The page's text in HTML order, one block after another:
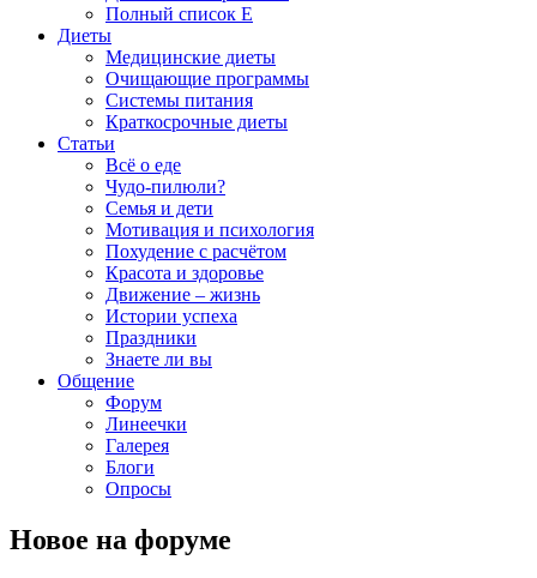
Полный список E
Диеты
Медицинские диеты
Очищающие программы
Системы питания
Краткосрочные диеты
Статьи
Всё о еде
Чудо-пилюли?
Семья и дети
Мотивация и психология
Похудение с расчётом
Красота и здоровье
Движение – жизнь
Истории успеха
Праздники
Знаете ли вы
Общение
Форум
Линеечки
Галерея
Блоги
Опросы
Новое на форуме